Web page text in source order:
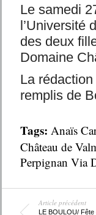
Le samedi
l’Université
des deux
Domaine
La rédaction
remplis de
Tags: Anaïs
Château de
Perpignan Via
Article précédent
LE BOULOU/ Fête